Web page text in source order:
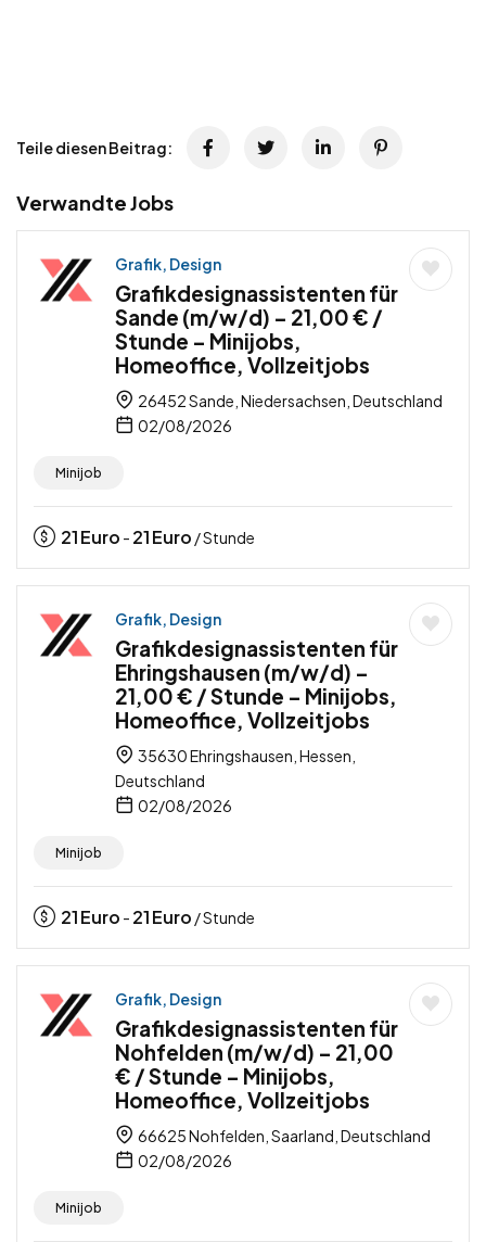
Teile diesen Beitrag:
Verwandte Jobs
Grafik, Design
Grafikdesignassistenten für
Sande (m/w/d) – 21,00 € /
Stunde – Minijobs,
Homeoffice, Vollzeitjobs
26452 Sande, Niedersachsen, Deutschland
02/08/2026
Minijob
21Euro - 21Euro / Stunde
Grafik, Design
Grafikdesignassistenten für
Ehringshausen (m/w/d) –
21,00 € / Stunde – Minijobs,
Homeoffice, Vollzeitjobs
35630 Ehringshausen, Hessen,
Deutschland
02/08/2026
Minijob
21Euro - 21Euro / Stunde
Grafik, Design
Grafikdesignassistenten für
Nohfelden (m/w/d) – 21,00
€ / Stunde – Minijobs,
Homeoffice, Vollzeitjobs
66625 Nohfelden, Saarland, Deutschland
02/08/2026
Minijob